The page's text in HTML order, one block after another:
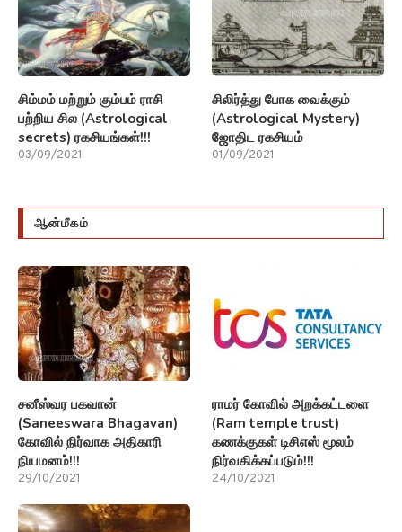
சிம்மம் மற்றும் கும்பம் ராசி
பற்றிய சில (Astrological
secrets) ரகசியங்கள்!!!
03/09/2021
சிலிர்த்து போக வைக்கும்
(Astrological Mystery)
ஜோதிட ரகசியம்
01/09/2021
ஆன்மீகம்
சனீஸ்வர பகவான்
(Saneeswara Bhagavan)
கோவில் நிர்வாக அதிகாரி
நியமனம்!!!
29/10/2021
ராமர் கோவில் அறக்கட்டளை
(Ram temple trust)
கணக்குகள் டிசிஎஸ் மூலம்
நிர்வகிக்கப்படும்!!!
24/10/2021